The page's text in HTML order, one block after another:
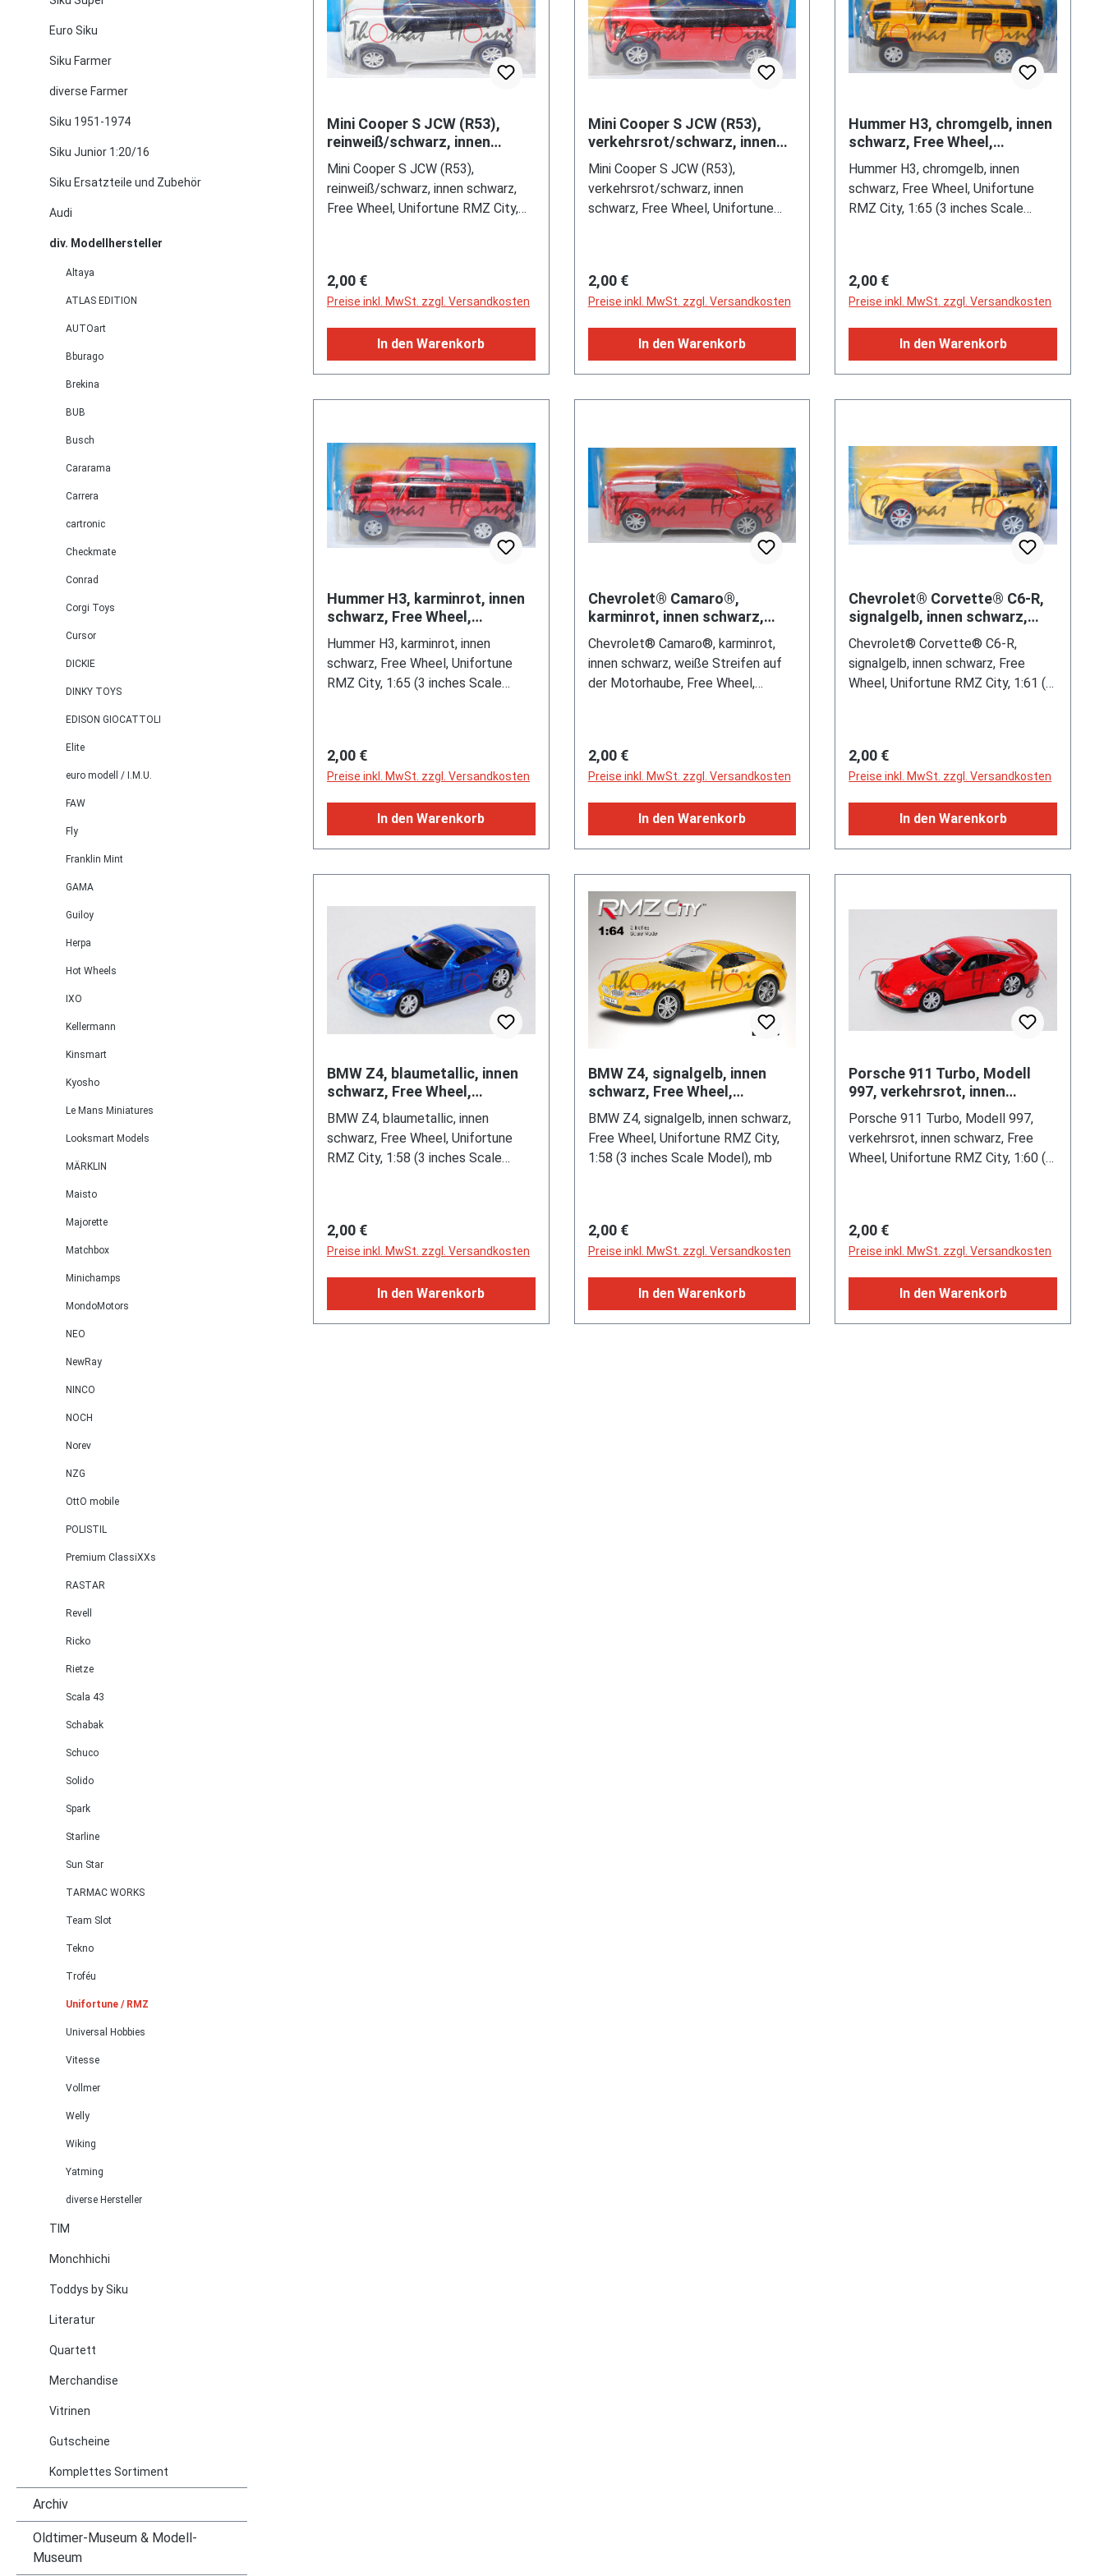
Euro Siku
Siku Farmer
diverse Farmer
Siku 1951-1974
Siku Junior 1:20/16
Siku Ersatzteile und Zubehör
Audi
div. Modellhersteller
Altaya
ATLAS EDITION
AUTOart
Bburago
Brekina
BUB
Busch
Cararama
Carrera
cartronic
Checkmate
Conrad
Corgi Toys
Cursor
DICKIE
DINKY TOYS
EDISON GIOCATTOLI
Elite
euro modell / I.M.U.
FAW
Fly
Franklin Mint
GAMA
Guiloy
Herpa
Hot Wheels
IXO
Kellermann
Kinsmart
Kyosho
Le Mans Miniatures
Looksmart Models
MÄRKLIN
Maisto
Majorette
Matchbox
Minichamps
MondoMotors
NEO
NewRay
NINCO
NOCH
Norev
NZG
OttO mobile
POLISTIL
Premium ClassiXXs
RASTAR
Revell
Ricko
Rietze
Scala 43
Schabak
Schuco
Solido
Spark
Starline
Sun Star
TARMAC WORKS
Team Slot
Tekno
Troféu
Unifortune / RMZ
Universal Hobbies
Vitesse
Vollmer
Welly
Wiking
Yatming
diverse Hersteller
TIM
Monchhichi
Toddys by Siku
Literatur
Quartett
Merchandise
Vitrinen
Gutscheine
Komplettes Sortiment
Archiv
Oldtimer-Museum & Modell-
Museum
Mini Cooper S JCW (R53),
reinweiß/schwarz, innen
schwarz, Free Wheel,
Unifortune RMZ City, 1:53 (3 i
Mini Cooper S JCW (R53),
reinweiß/schwarz, innen schwarz,
Free Wheel, Unifortune RMZ City,
Regulärer Preis:
2,00 €
Preise inkl. MwSt. zzgl. Versandkosten
In den Warenkorb
Mini Cooper S JCW (R53),
verkehrsrot/schwarz, innen
schwarz, Free Wheel,
Unifortune RMZ City, 1:53 (
Mini Cooper S JCW (R53),
verkehrsrot/schwarz, innen
schwarz, Free Wheel, Unifortune
Regulärer Preis:
2,00 €
Preise inkl. MwSt. zzgl. Versandkosten
In den Warenkorb
Hummer H3, chromgelb, innen
schwarz, Free Wheel,
Unifortune RMZ City, 1:65 (3
inches Scale Model), m
Hummer H3, chromgelb, innen
schwarz, Free Wheel, Unifortune
RMZ City, 1:65 (3 inches Scale
Regulärer Preis:
2,00 €
Preise inkl. MwSt. zzgl. Versandkosten
In den Warenkorb
Hummer H3, karminrot, innen
schwarz, Free Wheel,
Unifortune RMZ City, 1:65 (3
inches Scale Model), m
Hummer H3, karminrot, innen
schwarz, Free Wheel, Unifortune
RMZ City, 1:65 (3 inches Scale
Regulärer Preis:
2,00 €
Preise inkl. MwSt. zzgl. Versandkosten
In den Warenkorb
Chevrolet® Camaro®,
karminrot, innen schwarz,
weiße Streifen auf der
Motorhaube, Free Wheel,
Unifort
Chevrolet® Camaro®, karminrot,
innen schwarz, weiße Streifen auf
der Motorhaube, Free Wheel,
Regulärer Preis:
2,00 €
Preise inkl. MwSt. zzgl. Versandkosten
In den Warenkorb
Chevrolet® Corvette® C6-R,
signalgelb, innen schwarz,
Free Wheel, Unifortune RMZ
City, 1:61 (3 inche
Chevrolet® Corvette® C6-R,
signalgelb, innen schwarz, Free
Wheel, Unifortune RMZ City, 1:61 (3
Regulärer Preis:
2,00 €
Preise inkl. MwSt. zzgl. Versandkosten
In den Warenkorb
BMW Z4, blaumetallic, innen
schwarz, Free Wheel,
Unifortune RMZ City, 1:58 (3
inches Scale Model), m
BMW Z4, blaumetallic, innen
schwarz, Free Wheel, Unifortune
RMZ City, 1:58 (3 inches Scale
Regulärer Preis:
2,00 €
Preise inkl. MwSt. zzgl. Versandkosten
In den Warenkorb
BMW Z4, signalgelb, innen
schwarz, Free Wheel,
Unifortune RMZ City, 1:58 (3
inches Scale Model), mb
BMW Z4, signalgelb, innen schwarz,
Free Wheel, Unifortune RMZ City,
1:58 (3 inches Scale Model), mb
Regulärer Preis:
2,00 €
Preise inkl. MwSt. zzgl. Versandkosten
In den Warenkorb
Porsche 911 Turbo, Modell
997, verkehrsrot, innen
schwarz, Free Wheel,
Unifortune RMZ City, 1:60 (3
Porsche 911 Turbo, Modell 997,
verkehrsrot, innen schwarz, Free
Wheel, Unifortune RMZ City, 1:60 (3
Regulärer Preis:
2,00 €
Preise inkl. MwSt. zzgl. Versandkosten
In den Warenkorb